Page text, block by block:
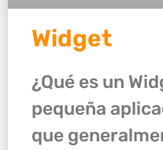
Widget
¿Qué es un
pequeña
que